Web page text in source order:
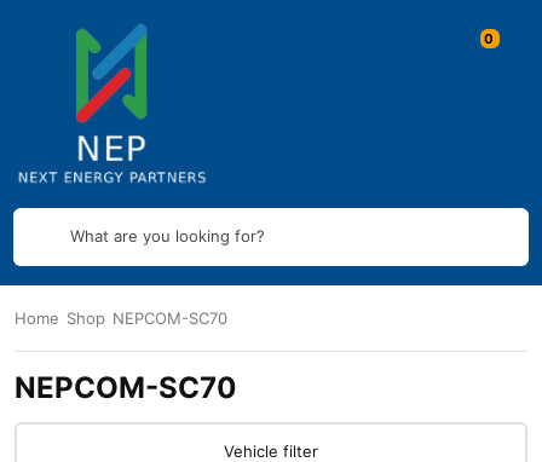
What are you looking for?
Home Shop NEPCOM-SC70
NEPCOM-SC70
Vehicle filter